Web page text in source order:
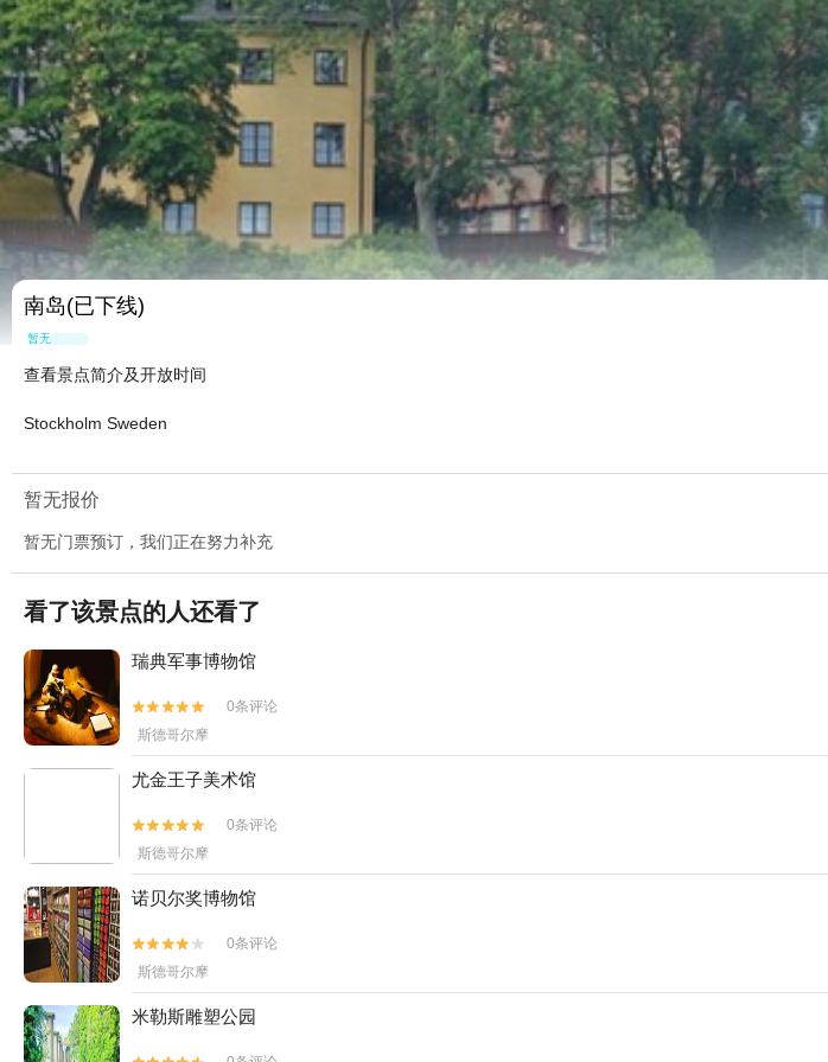
南岛(已下线)
暂无点评
查看景点简介及开放时间
Stockholm Sweden
暂无报价
暂无门票预订，我们正在努力补充
看了该景点的人还看了
瑞典军事博物馆


0条评论
斯德哥尔摩
尤金王子美术馆


0条评论
斯德哥尔摩
诺贝尔奖博物馆


0条评论
斯德哥尔摩
米勒斯雕塑公园